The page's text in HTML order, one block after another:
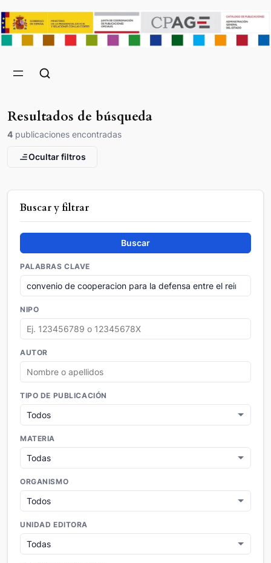
Resultados de búsqueda
4 publicaciones encontradas
Ocultar filtros
Buscar y filtrar
Buscar
PALABRAS CLAVE
NIPO
AUTOR
TIPO DE PUBLICACIÓN
MATERIA
ORGANISMO
UNIDAD EDITORA